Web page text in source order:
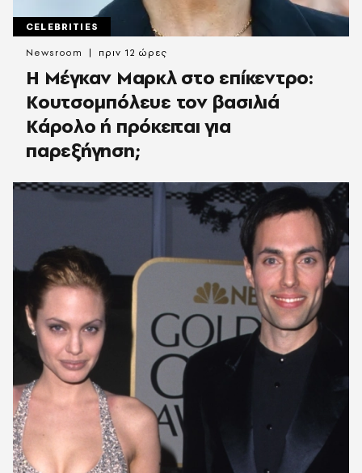
CELEBRITIES
Η Μέγκαν Μαρκλ στο επίκεντρο:
Κουτσομπόλευε τον βασιλιά
Κάρολο ή πρόκειται για
παρεξήγηση;
Newsroom πριν 12 ώρες